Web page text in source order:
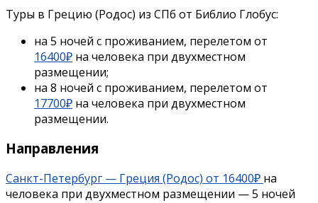
Туры в Грецию (Родос) из СПб от Библио Глобус:
на 5 ночей с проживанием, перелетом от
16400₽ на человека при двухместном
размещении;
на 8 ночей с проживанием, перелетом от
17700₽ на человека при двухместном
размещении.
Направления
Санкт-Петербург — Греция (Родос) от 16400₽ на
человека при двухместном размещении — 5 ночей